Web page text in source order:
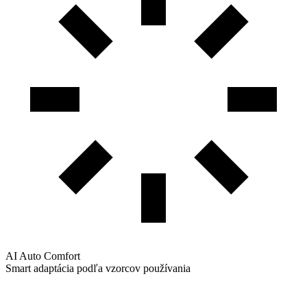
AI Auto Comfort
Smart adaptácia podľa vzorcov používania